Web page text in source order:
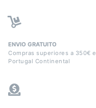
ENVIO GRATUITO
Compras superiores a 350€
Portugal Continental